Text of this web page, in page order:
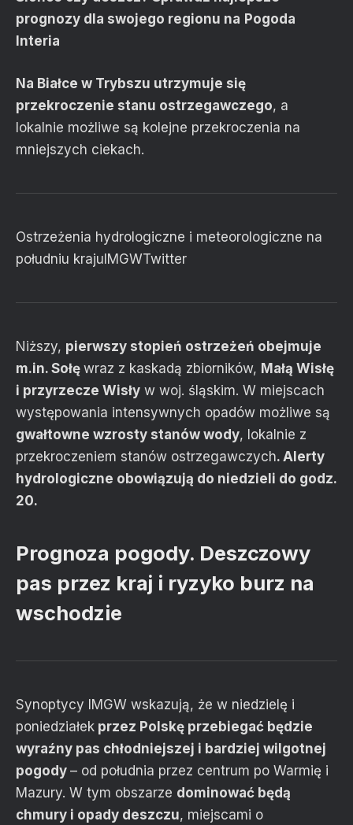
prognozy dla swojego regionu na Pogoda
Interia
Na Białce w Trybszu utrzymuje się
przekroczenie stanu ostrzegawczego, a
lokalnie możliwe są kolejne przekroczenia na
mniejszych ciekach.
Ostrzeżenia hydrologiczne i meteorologiczne na
południu krajuIMGWTwitter
Niższy, pierwszy stopień ostrzeżeń obejmuje
m.in. Sołę wraz z kaskadą zbiorników, Małą Wisłę
i przyrzecze Wisły w woj. śląskim. W miejscach
występowania intensywnych opadów możliwe są
gwałtowne wzrosty stanów wody, lokalnie z
przekroczeniem stanów ostrzegawczych. Alerty
hydrologiczne obowiązują do niedzieli do godz.
20.
Prognoza pogody. Deszczowy
pas przez kraj i ryzyko burz na
wschodzie
Synoptycy IMGW wskazują, że w niedzielę i
poniedziałek przez Polskę przebiegać będzie
wyraźny pas chłodniejszej i bardziej wilgotnej
pogody – od południa przez centrum po Warmię i
Mazury. W tym obszarze dominować będą
chmury i opady deszczu, miejscami o